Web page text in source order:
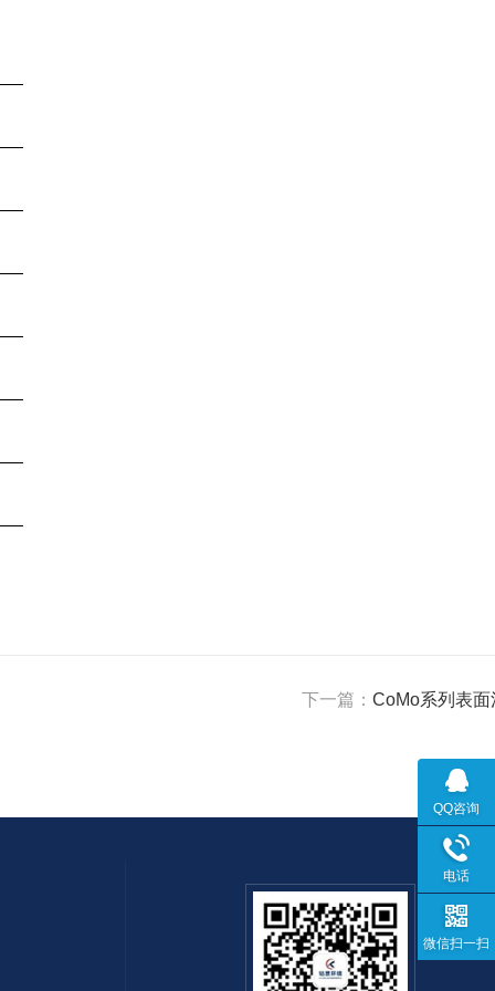
下一篇： CoMo系列表
QQ咨询
电话
微信扫一扫